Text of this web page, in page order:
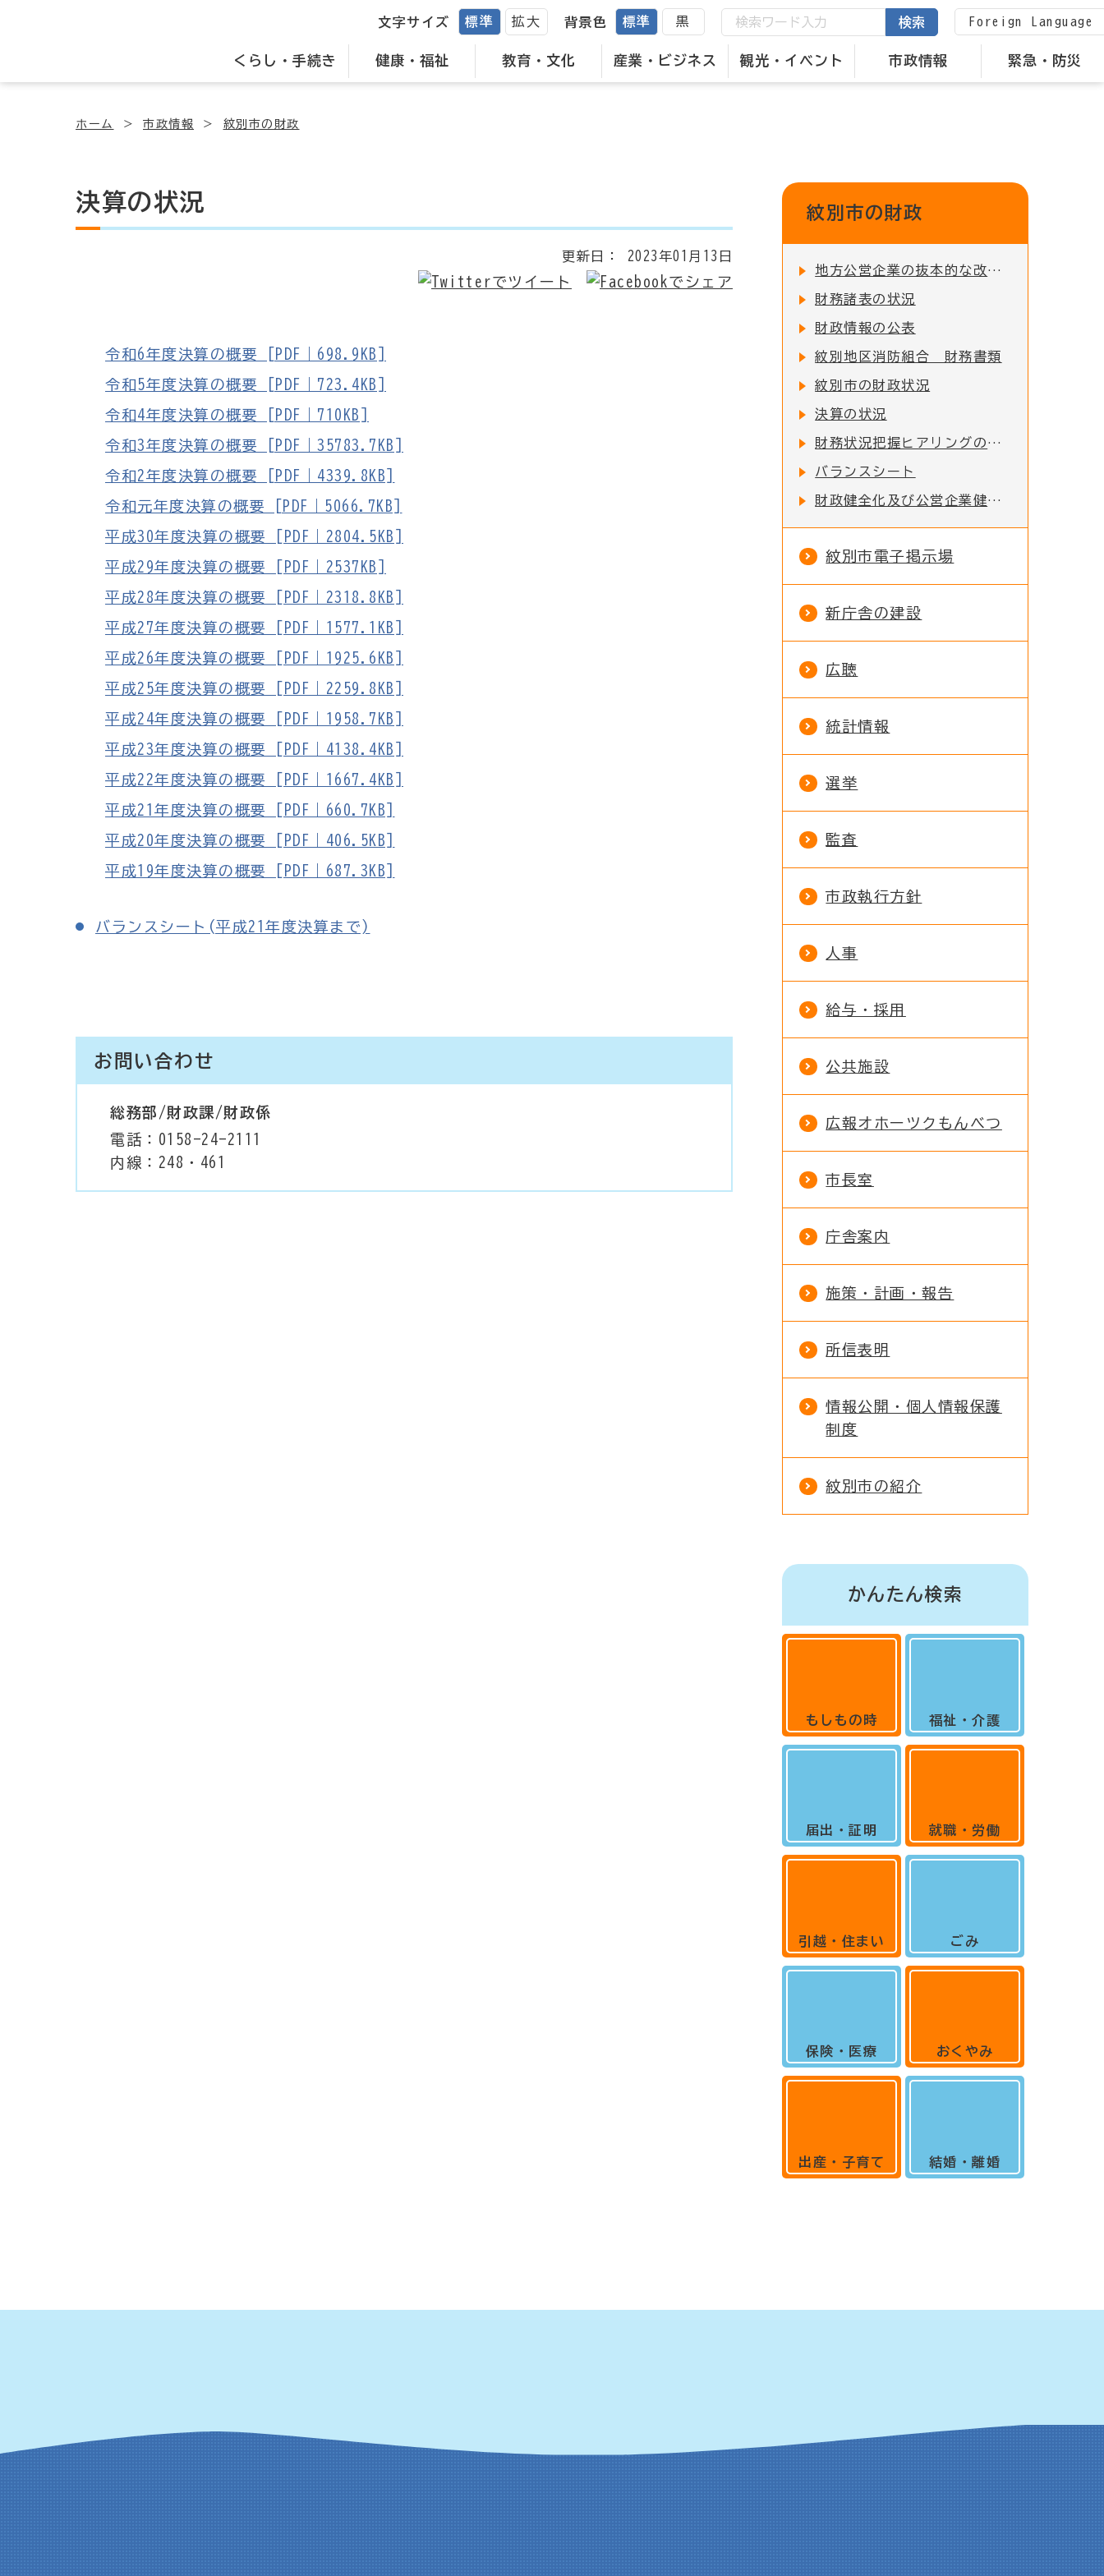
くらし・手続き 健康・福祉 教育・文化 産業・ビジネス 観光・イベント 市政情報 緊急・防災
文字サイズ 標準 拡大 背景色 標準 黒 検索 Foreign Language
ホーム 市政情報 紋別市の財政
決算の状況
更新日： 2023年01月13日
令和6年度決算の概要 [PDF｜698.9KB]
令和5年度決算の概要 [PDF｜723.4KB]
令和4年度決算の概要 [PDF｜710KB]
令和3年度決算の概要 [PDF｜35783.7KB]
令和2年度決算の概要 [PDF｜4339.8KB]
令和元年度決算の概要 [PDF｜5066.7KB]
平成30年度決算の概要 [PDF｜2804.5KB]
平成29年度決算の概要 [PDF｜2537KB]
平成28年度決算の概要 [PDF｜2318.8KB]
平成27年度決算の概要 [PDF｜1577.1KB]
平成26年度決算の概要 [PDF｜1925.6KB]
平成25年度決算の概要 [PDF｜2259.8KB]
平成24年度決算の概要 [PDF｜1958.7KB]
平成23年度決算の概要 [PDF｜4138.4KB]
平成22年度決算の概要 [PDF｜1667.4KB]
平成21年度決算の概要 [PDF｜660.7KB]
平成20年度決算の概要 [PDF｜406.5KB]
平成19年度決算の概要 [PDF｜687.3KB]
バランスシート(平成21年度決算まで)
お問い合わせ
総務部/財政課/財政係
電話：0158-24-2111
内線：248・461
紋別市の財政
地方公営企業の抜本的な改革等の取組状況
財務諸表の状況
財政情報の公表
紋別地区消防組合 財務書類
紋別市の財政状況
決算の状況
財務状況把握ヒアリングの結果概要
バランスシート
財政健全化及び公営企業健全化計画の執行状況
紋別市電子掲示場
新庁舎の建設
広聴
統計情報
選挙
監査
市政執行方針
人事
給与・採用
公共施設
広報オホーツクもんべつ
市長室
庁舎案内
施策・計画・報告
所信表明
情報公開・個人情報保護
制度
紋別市の紹介
かんたん検索
もしもの時
届出・証明
引越・住まい
保険・医療
出産・子育て
福祉・介護
就職・労働
ごみ
おくやみ
結婚・離婚